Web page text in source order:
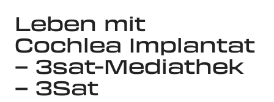
Leben mit
Cochlea Implantat
– 3sat-Mediathek
– 3Sat